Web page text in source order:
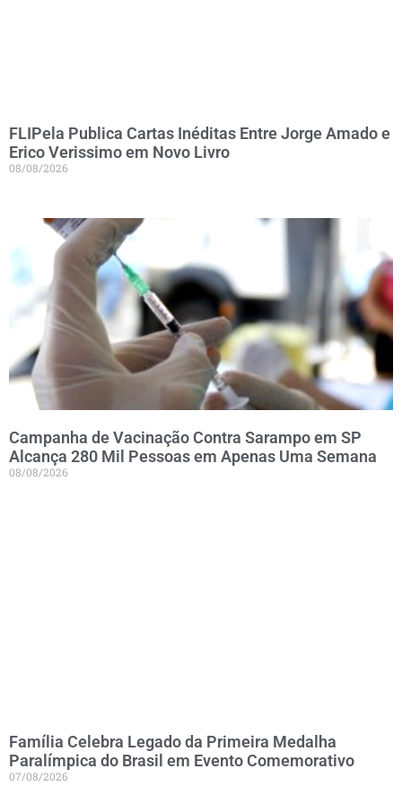
FLIPela Publica Cartas Inéditas Entre Jorge Amado e
Erico Verissimo em Novo Livro
08/08/2026
Campanha de Vacinação Contra Sarampo em SP
Alcança 280 Mil Pessoas em Apenas Uma Semana
08/08/2026
Família Celebra Legado da Primeira Medalha
Paralímpica do Brasil em Evento Comemorativo
07/08/2026